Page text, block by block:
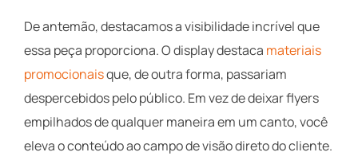
De antemão, destacamos a visibilidade incrível que
essa peça proporciona. O display destaca materiais
promocionaisque, de outra forma, passariam
despercebidos pelo público. Em vez de deixar flyers
empilhados de qualquer maneira em um canto, você
eleva o conteúdo ao campo de visão direto do cliente.